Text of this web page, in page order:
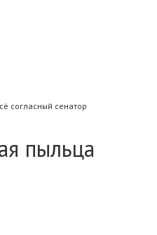
согласный сенатор
пыльца